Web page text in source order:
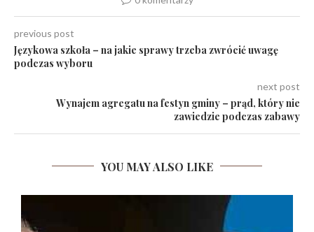
previous post
Językowa szkoła – na jakie sprawy trzeba zwrócić uwagę
podczas wyboru
next post
Wynajem agregatu na festyn gminy – prąd, który nie
zawiedzie podczas zabawy
YOU MAY ALSO LIKE